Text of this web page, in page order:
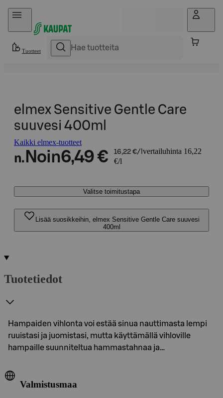
Hyppää sisältöön
Tuotteet
elmex Sensitive Gentle Care
suuvesi 400ml
Kaikki elmex-tuotteet
n. Noin6,49 € 16,22 €/l vertailuhinta 16,22
€/l
Valitse toimitustapa
Lisää suosikkeihin, elmex Sensitive Gentle Care suuvesi
400ml
Tuotetiedot
Hampaiden vihlonta voi estää sinua nauttimasta lempi
ruuistasi ja juomistasi, mutta käyttämällä vihloville
hampaille suunniteltua hammastahnaa ja…
Valmistusmaa